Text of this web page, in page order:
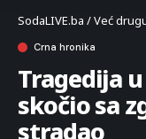
SodaLIVE.ba / Već
Crna hronika
Tragedija
skočio sa
stradao